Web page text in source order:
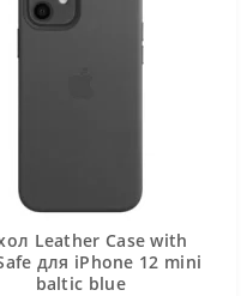
Leather Case with
для iPhone 12 mini
baltic blue